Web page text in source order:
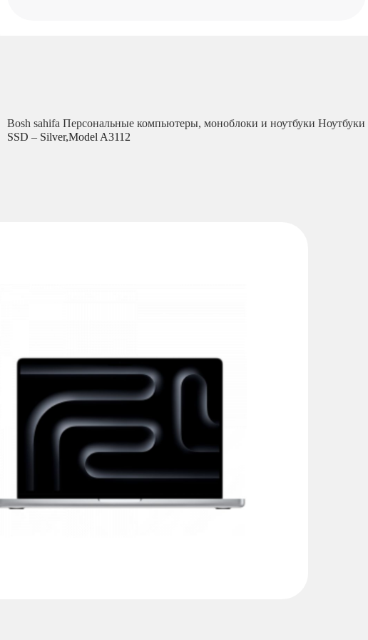
Bosh sahifa Персональные компьютеры, моноблоки и ноутбуки Ноутбуки
SSD – Silver,Model A3112